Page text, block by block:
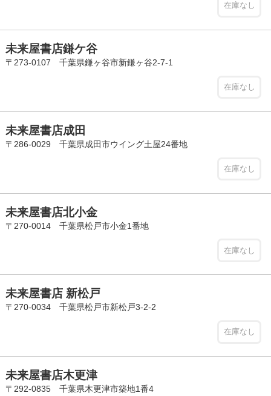
在庫なし
未来屋書店鎌ケ谷
〒273-0107 千葉県鎌ヶ谷市新鎌ヶ谷2-7-1
在庫なし
未来屋書店成田
〒286-0029 千葉県成田市ウイング土屋24番地
在庫なし
未来屋書店北小金
〒270-0014 千葉県松戸市小金1番地
在庫なし
未来屋書店 新松戸
〒270-0034 千葉県松戸市新松戸3-2-2
在庫なし
未来屋書店木更津
〒292-0835 千葉県木更津市築地1番4